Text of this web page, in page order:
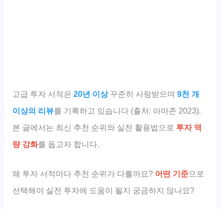
고급 투자 서적은20년 이상꾸준히 사랑받으며9천 개
이상의 리뷰를 기록하고 있습니다 (출처: 아마존 2023).
본 글에서는 최신 추천 순위와 실전 활용법으로 투자 역
량 강화를 돕고자 합니다.
왜 투자 서적마다 추천 순위가 다를까요? 어떤 기준으로
선택해야 실전 투자에 도움이 될지 궁금하지 않나요?